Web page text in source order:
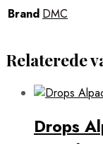
Brand DMC
Relaterede
Drops